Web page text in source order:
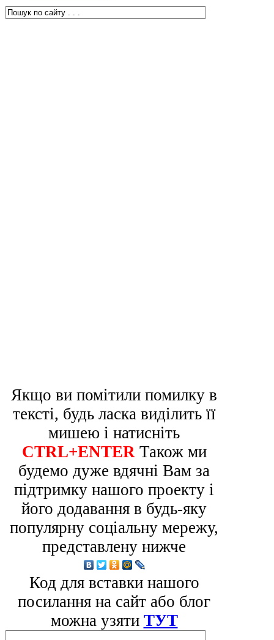
Якщо ви помітили помилку в
тексті, будь ласка виділить її
мишею і натисніть
CTRL+ENTER Також ми
будемо дуже вдячні Вам за
підтримку нашого проекту і
його додавання в будь-яку
популярну соціальну мережу,
представлену нижче
Код для вставки нашого
посилання на сайт або блог
можна узяти ТУТ